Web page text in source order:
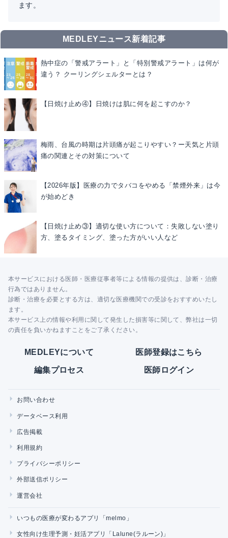
ます。
MEDLEYニュース新着記事
熱中症の「警戒アラート」と「特別警戒アラート」は何が
違う？ クーリングシェルターとは？
【日焼け止め④】日焼けは肌に何を起こすのか？
梅雨、台風の時期は片頭痛が起こりやすい？ー天気と片頭
痛の関連とその対策について
【2026年版】医療の力でタバコをやめる「禁煙外来」は今
が始めどき
【日焼け止め③】適切な使い方について：失敗しない塗り
方、塗るタイミング、塗った方がいい人など
本サービスにおける医師・医療従事者等による情報の提供は、診断・治療
行為ではありません。
診断・治療を必要とする方は、適切な医療機関での受診をおすすめいたし
ます。
本サービス上の情報や利用に関して発生した損害等に関して、弊社は一切
の責任を負いかねますことをご了承ください。
MEDLEYについて 医師登録はこちら
編集プロセス 医師ログイン
お問い合わせ
データベース利用
広告掲載
利用規約
プライバシーポリシー
外部送信ポリシー
運営会社
いつもの医療が変わるアプリ「melmo」
女性向け生理予測・妊活アプリ「Lalune(ラルーン)」